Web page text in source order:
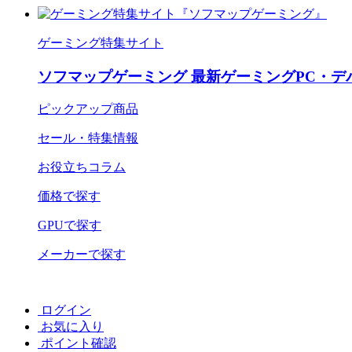
ゲーミング特集サイト
ソフマップゲーミング 最新ゲーミングPC・デ
ピックアップ商品
セール・特集情報
お役立ちコラム
価格で探す
GPUで探す
メーカーで探す
ログイン
お気に入り
ポイント確認